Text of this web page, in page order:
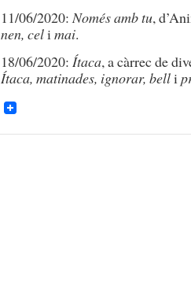
11/06/2020:Només amb tu,
nen, celimai.
18/06/2020: Ítaca, a càrrec de
Ítaca, matinades, ignorar, belli